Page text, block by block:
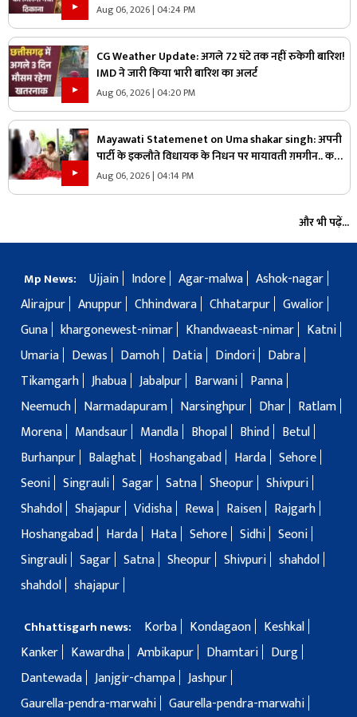
Aug 06, 2026 | 04:24 PM
CG Weather Update: अगले 72 घंटे तक नहीं रुकेगी बारिश!
IMD ने जारी किया भारी बारिश का अलर्ट
Aug 06, 2026 | 04:20 PM
Mayawati Statemenet on Uma shakar singh: अपनी
पार्टी के इकलौते विधायक के निधन पर मायावती ग़मगीन.. कहा,
“वे मुझे अपनी सगी बहन मानते थे, कभी नहीं किया
विश्वासघात”.. आप भी सुनें
Aug 06, 2026 | 04:14 PM
और भी पढ़ें...
Mp News: Ujjain Indore Agar-malwa Ashok-nagar
Alirajpur Anuppur Chhindwara Chhatarpur Gwalior
Guna khargonewest-nimar Khandwaeast-nimar
Katni
Umaria
Dewas Damoh Datia Dindori
Dabra
Tikamgarh Jhabua Jabalpur Barwani
Panna
Neemuch
Narmadapuram Narsinghpur Dhar
Ratlam
Morena
Mandsaur Mandla Bhopal Bhind
Betul
Burhanpur
Balaghat Hoshangabad Harda Sehore
Seoni Singrauli Sagar Satna Sheopur Shivpuri
Shahdol Shajapur Vidisha Rewa Raisen
Rajgarh
Hoshangabad
Harda Hata Sehore Sidhi Seoni
Singrauli Sagar Satna Sheopur Shivpuri shahdol
shahdol shajapur
Chhattisgarh news: Korba Kondagaon
Keshkal
Kanker
Kawardha Ambikapur Dhamtari
Durg
Dantewada Janjgir-champa Jashpur
Gaurella-pendra-marwahi Gaurella-pendra-marwahi